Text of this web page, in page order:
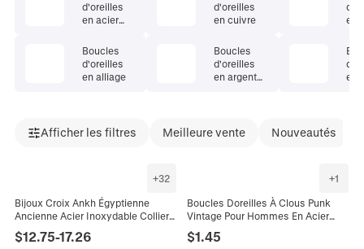
d'oreilles
en acier
Boucles
d'oreilles
en alliage
d'oreilles
en cuivre
Boucles
d'oreilles
en argent
en
en
Afficher les filtres Meilleure vente Nouveautés
+32
Bijoux Croix Ankh Égyptienne
Ancienne Acier Inoxydable Collier
Bracelet Bague Boucles D'oreilles
Style Hip Hop Vintage Pour Homme
$12.75-17.26
+1
Boucles Doreilles À Clous Punk
Vintage Pour Hommes En Acier
Inoxydable Avec Zircon Noir Bijoux
De Piercing Hip Hop
$1.45